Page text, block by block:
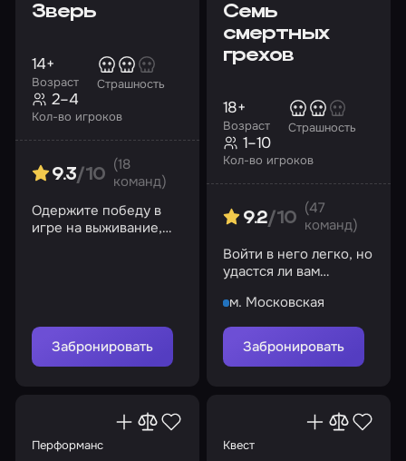
Зверь
Возраст
14+
Страшность
Кол-во игроков
2–4
9.3/10
(18
команд)
Одержите победу в
игре на выживание,
Забронировать
Семь
смертных
грехов
Возраст
18+
Страшность
Кол-во игроков
1–10
9.2/10
(47
команд)
Войти в него легко, но
удастся ли вам
м. Московская
Забронировать
Перформанс Квест